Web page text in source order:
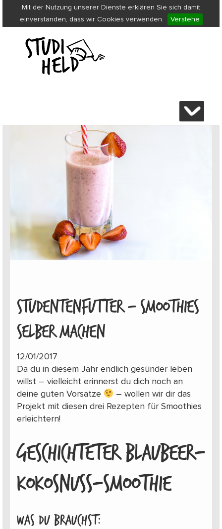
Mit der Nutzung unserer Dienste erklären Sie sich damit
einverstanden, dass wir Cookies verwenden.
Verstehe
STUDENTENFUTTER – SMOOTHIES
SELBER MACHEN
12/01/2017
Da du in diesem Jahr endlich gesünder leben
willst – vielleicht erinnerst du dich noch an
deine guten Vorsätze
– wollen wir dir das
Projekt mit diesen drei Rezepten für Smoothies
erleichtern!
GESCHICHTETER BLAUBEER-
KOKOSNUSS-SMOOTHIE
Was du brauchst: